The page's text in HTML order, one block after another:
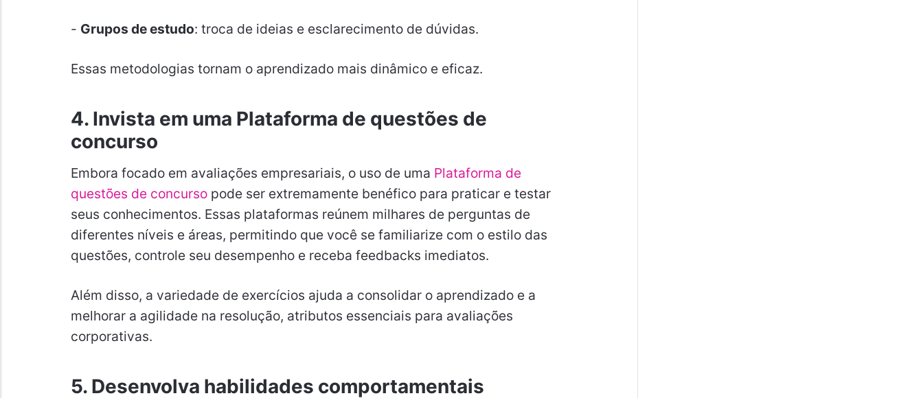
- Grupos de estudo: troca de ideias e esclarecimento de dúvidas.
Essas metodologias tornam o aprendizado mais dinâmico e eficaz.
4. Invista em uma Plataforma de questões de
concurso
Embora focado em avaliações empresariais, o uso de uma Plataforma de
questões de concursopode ser extremamente benéfico para praticar e testar
seus conhecimentos. Essas plataformas reúnem milhares de perguntas de
diferentes níveis e áreas, permitindo que você se familiarize com o estilo das
questões, controle seu desempenho e receba feedbacks imediatos.
Além disso, a variedade de exercícios ajuda a consolidar o aprendizado e a
melhorar a agilidade na resolução, atributos essenciais para avaliações
corporativas.
5. Desenvolva habilidades comportamentais